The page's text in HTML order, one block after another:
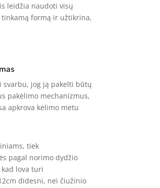
leidžia naudoti visų
formą ir užtikrina,
svarbu, jog ją pakelti būtų
pakėlimo mechanizmus,
apkrova kėlimo metu
tiek
pagal norimo dydžio
lova turi
didesni, nei čiužinio